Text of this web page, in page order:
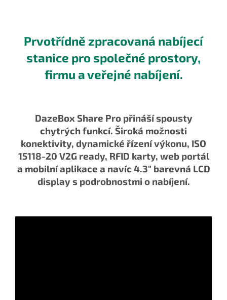
Prvotřídně zpracovaná nabíjecí
stanice pro společné prostory,
firmu a veřejné nabíjení.
DazeBox Share Pro přináší spousty
chytrých funkcí. Široká možnosti
konektivity, dynamické řízení výkonu, ISO
15118-20 V2G ready, RFID karty, web portál
a mobilní aplikace a navíc 4.3" barevná LCD
display s podrobnostmi o nabíjení.